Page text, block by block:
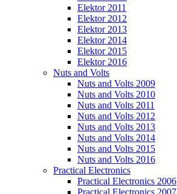
Elektor 2011
Elektor 2012
Elektor 2013
Elektor 2014
Elektor 2015
Elektor 2016
Nuts and Volts
Nuts and Volts 2009
Nuts and Volts 2010
Nuts and Volts 2011
Nuts and Volts 2012
Nuts and Volts 2013
Nuts and Volts 2014
Nuts and Volts 2015
Nuts and Volts 2016
Practical Electronics
Practical Electronics 2006
Practical Electronics 2007